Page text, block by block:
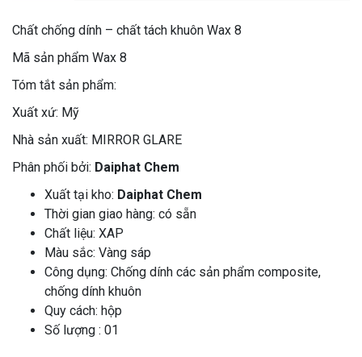
Chất chống dính – chất tách khuôn Wax 8
Mã sản phẩm Wax 8
Tóm tắt sản phẩm:
Xuất xứ: Mỹ
Nhà sản xuất: MIRROR GLARE
Phân phối bởi: Daiphat Chem
Xuất tại kho: Daiphat Chem
Thời gian giao hàng: có sẵn
Chất liệu: XAP
Màu sắc: Vàng sáp
Công dụng: Chống dính các sản phẩm composite,
chống dính khuôn
Quy cách: hộp
Số lượng : 01